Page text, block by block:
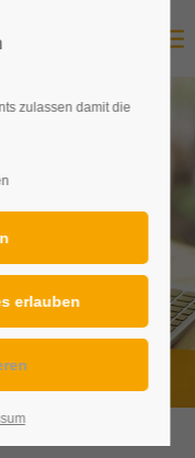
zulassen damit die